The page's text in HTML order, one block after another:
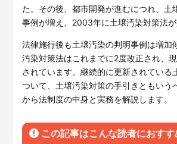
サー
現場に伝える。伝わる。
施工管理業務の標準化とノウハ
ウ継承を支援するサービスで
建設現場
トプログ
るサービ
た。その後、都市開発が進むにつれ、土
事例が増え、2003年に土壌汚染対策法が
法律施行後も土壌汚染の判明事例は増加
汚染対策法はこれまでに2度改正され、
されています。継続的に更新されている
ついて、土壌汚染対策の手引きともいう
から法制度の中身と実務を解説します。
この記事はこんな読者におすす